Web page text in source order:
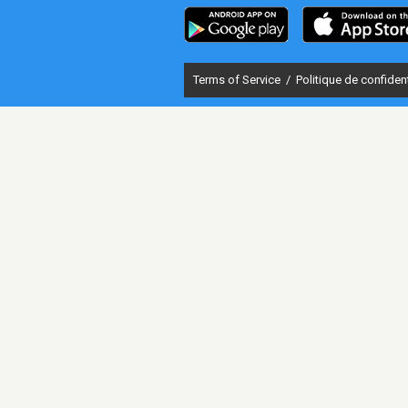
Terms of Service / Politique de